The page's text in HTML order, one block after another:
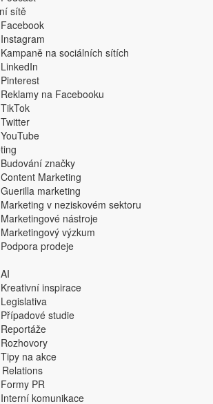
sítě
Facebook
Instagram
Kampaně na sociálních sítích
LinkedIn
Pinterest
Reklamy na Facebooku
TikTok
Twitter
YouTube
Budování značky
Content Marketing
Guerilla marketing
Marketing v neziskovém sektoru
Marketingové nástroje
Marketingový výzkum
Podpora prodeje
AI
Kreativní inspirace
Legislativa
Případové studie
Reportáže
Rozhovory
Tipy na akce
Formy PR
Interní komunikace